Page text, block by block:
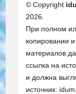
© Copyright
2026.
При полном
копировании
материалов
ссылка на
и должна
источник: